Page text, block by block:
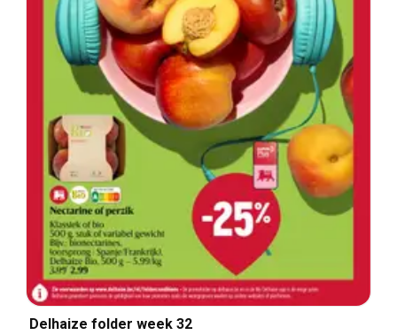
Delhaize folder week 32